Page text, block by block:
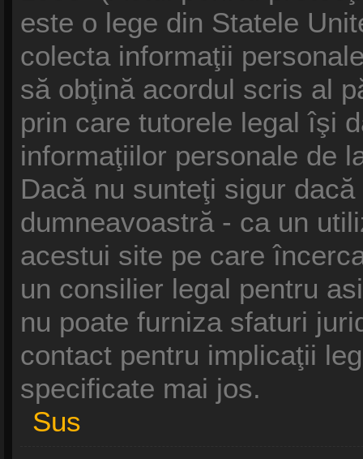
este o lege din Statele
colecta informaţii
să obţină acordul scris al
prin care tutorele legal îşi
informaţiilor personale de
Dacă nu sunteţi sigur
dumneavoastră - ca un
acestui site pe care
un consilier legal pentru
nu poate furniza sfaturi
contact pentru implicaţii
specificate mai jos.
Sus